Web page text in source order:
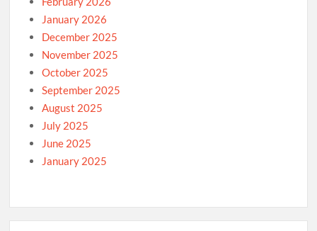
January 2026
December 2025
November 2025
October 2025
September 2025
August 2025
July 2025
June 2025
January 2025